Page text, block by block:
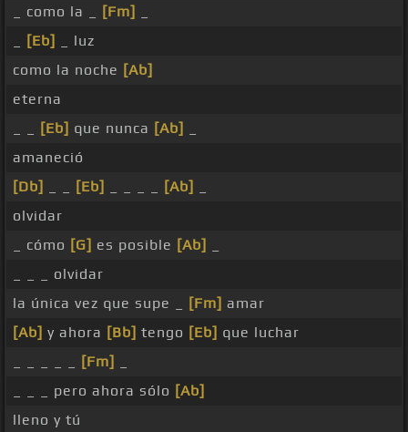
_ como la _
[Fm]
[Eb]
_ luz
como la noche [Ab]
eterna
[Eb] que nunca [Ab]
amaneció
[Db]
[Eb] [Ab]
olvidar
_ cómo [G] es posible [Ab]
_ _ _ olvidar
la única vez que supe _
[Fm] amar
[Ab] y ahora [Bb] tengo [Eb] que luchar
[Fm]
_ _ _ pero ahora sólo [Ab]
lleno y tú